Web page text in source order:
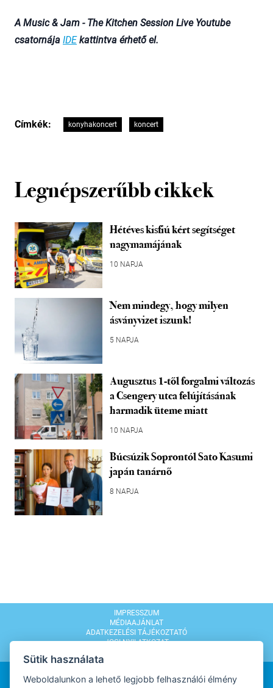
A Music & Jam - The Kitchen Session Live Youtube
csatornája IDEkattintva érhető el.
Címkék: konyhakoncert koncert
Legnépszerűbb cikkek
Hétéves kisfiú kért segítséget
nagymamájának
10 NAPJA
Nem mindegy, hogy milyen
ásványvizet iszunk!
5 NAPJA
Augusztus 1-től forgalmi változás
a Csengery utca felújításának
harmadik üteme miatt
10 NAPJA
Búcsúzik Soprontól Sato Kasumi
japán tanárnő
8 NAPJA
IMPRESSZUM
MÉDIAAJÁNLAT
ADATKEZELÉSI TÁJÉKOZTATÓ
JOGI NYILATKOZAT
Sütik használata
Weboldalunkon a lehető legjobb felhasználói élmény